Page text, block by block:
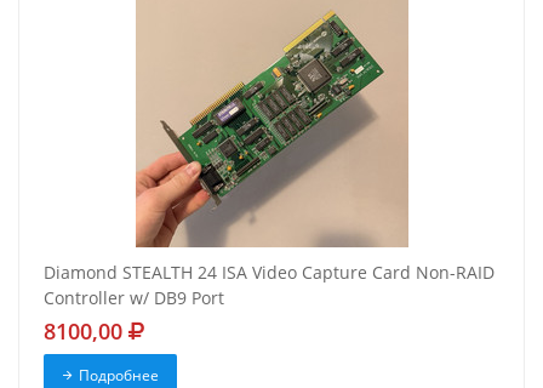
Diamond STEALTH 24 ISA Video Capture Card Non-RAID
Controller w/ DB9 Port
8100,00
Подробнее